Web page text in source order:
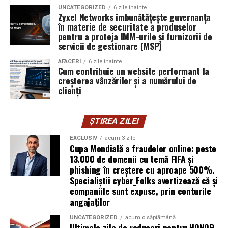
exploatează doar serverele, ci mai ales oamenii. Niciun
furnizor de hosting nu poate opri un utilizator să își
introducă parola pe o pagină clonată. În acel moment,
vigilența utilizatorului rămâne prima linie de apărare”,
explică Horațiu Șimon, Chief Technology Officer
cyber_Folks România.
Subiectul a fost semnalat și de FBI, care a inclus în
informările din ultima lună amenințările asociate
operațiuni de dezinformare.
Avertismentele publice s-au concentrat în principal
asupra fanilor și infrastructurii orașelor gazdă, însă
specialiștii atrag atenția că firmele pot fi afectate
inclusiv atunci când nu au nicio legătură directă cu
industria sportului, turismului sau vânzarea de bilete.
Atacurile sunt mai eficiente în contextul
UNCATEGORIZED 6 zile inainte
Zyxel Networks îmbunătățește guvernanța
în materie de securitate a produselor
pentru a proteja IMM-urile și furnizorii de
servicii de gestionare (MSP)
AFACERI 6 zile inainte
Cum contribuie un website performant la
creșterea vânzărilor și a numărului de
clienți
ȘTIREA ZILEI
EXCLUSIV acum 3 zile
Cupa Mondială a fraudelor online: peste
13.000 de domenii cu temă FIFA și
phishing în creștere cu aproape 500%.
Specialiștii cyber_Folks avertizează că și
companiile sunt expuse, prin conturile
angajaților
UNCATEGORIZED acum o săptămână